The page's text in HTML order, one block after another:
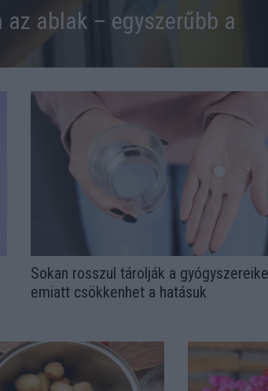
ablak – egyszerűbb a
Sokan rosszul tárolják a
emiatt csökkenhet a hatásuk